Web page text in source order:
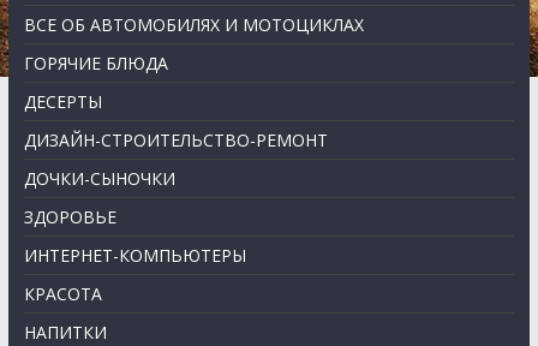
ВСЕ ОБ АВТОМОБИЛЯХ И МОТОЦИКЛАХ
ГОРЯЧИЕ БЛЮДА
ДЕСЕРТЫ
ДИЗАЙН-СТРОИТЕЛЬСТВО-РЕМОНТ
ДОЧКИ-СЫНОЧКИ
ЗДОРОВЬЕ
ИНТЕРНЕТ-КОМПЬЮТЕРЫ
КРАСОТА
НАПИТКИ